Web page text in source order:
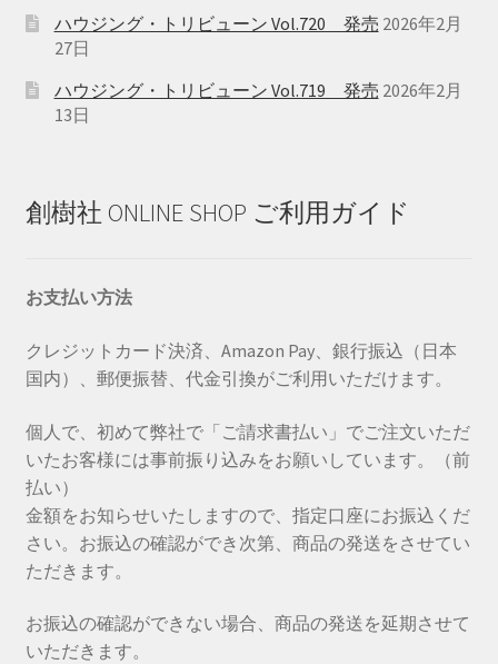
ハウジング・トリビューン Vol.720 発売 2026年2月
27日
ハウジング・トリビューン Vol.719 発売 2026年2月
13日
創樹社 ONLINE SHOP ご利用ガイド
お支払い方法
クレジットカード決済、Amazon Pay、銀行振込（日本
国内）、郵便振替、代金引換がご利用いただけます。
個人で、初めて弊社で「ご請求書払い」でご注文いただ
いたお客様には事前振り込みをお願いしています。（前
払い）
金額をお知らせいたしますので、指定口座にお振込くだ
さい。お振込の確認ができ次第、商品の発送をさせてい
ただきます。
お振込の確認ができない場合、商品の発送を延期させて
いただきます。